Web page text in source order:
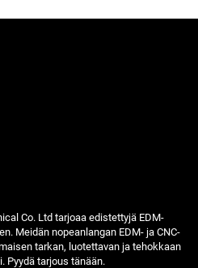
Co. Ltd tarjoaa edistettyjä EDM-
Meidän nopeanlangan EDM- ja CNC-
tarkan, luotettavan ja tehokkaan
Pyydä tarjous tänään.